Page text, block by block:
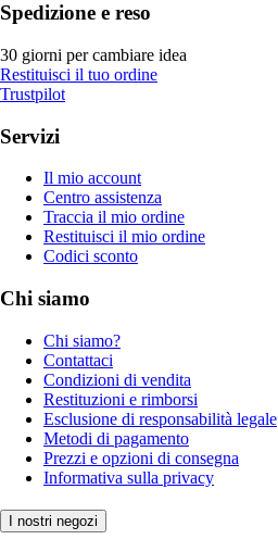
Spedizione e reso
30 giorni per cambiare idea
Restituisci il tuo ordine
Trustpilot
Servizi
Il mio account
Centro assistenza
Traccia il mio ordine
Restituisci il mio ordine
Codici sconto
Chi siamo
Chi siamo?
Contattaci
Condizioni di vendita
Restituzioni e rimborsi
Esclusione di responsabilità legale
Metodi di pagamento
Prezzi e opzioni di consegna
Informativa sulla privacy
I nostri negozi